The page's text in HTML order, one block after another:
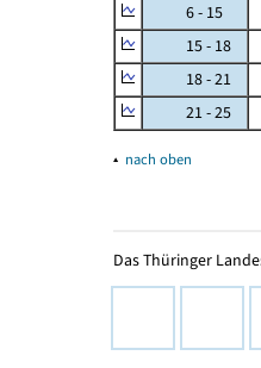
6 - 15
15 - 18
18 - 21
21 - 25
▴ nach oben
Das Thüringer